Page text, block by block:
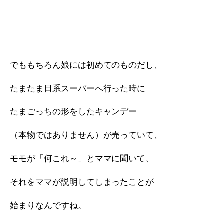
でももちろん娘には初めてのものだし、
たまたま日系スーパーへ行った時に
たまごっちの形をしたキャンデー
（本物ではありません）が売っていて、
モモが「何これ～」とママに聞いて、
それをママが説明してしまったことが
始まりなんですね。